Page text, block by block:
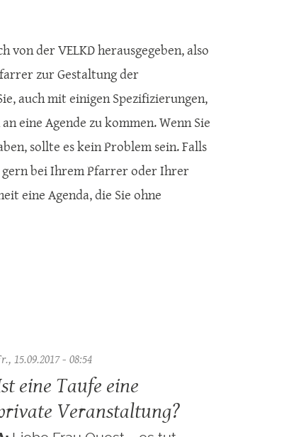
von der VELKD herausgegeben, also
zur Gestaltung der
auch mit einigen Spezifizierungen,
eine Agende zu kommen. Wenn Sie
sollte es kein Problem sein. Falls
gern bei Ihrem Pfarrer oder Ihrer
eine Agenda, die Sie ohne
15.09.2017 - 08:54
eine Taufe eine
Veranstaltung?